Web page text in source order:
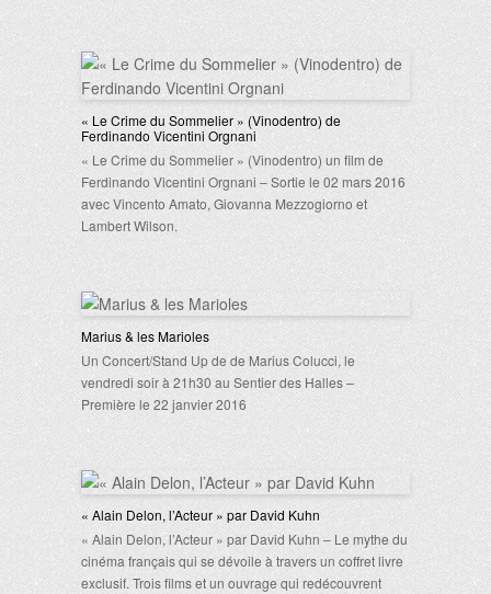
« Le Crime du Sommelier » (Vinodentro) de
Ferdinando Vicentini Orgnani
« Le Crime du Sommelier » (Vinodentro) un film de
Ferdinando Vicentini Orgnani – Sortie le 02 mars 2016
avec Vincento Amato, Giovanna Mezzogiorno et
Lambert Wilson.
Marius & les Marioles
Un Concert/Stand Up de de Marius Colucci, le
vendredi soir à 21h30 au Sentier des Halles –
Première le 22 janvier 2016
« Alain Delon, l’Acteur » par David Kuhn
« Alain Delon, l’Acteur » par David Kuhn – Le mythe du
cinéma français qui se dévoile à travers un coffret livre
exclusif. Trois films et un ouvrage qui redécouvrent